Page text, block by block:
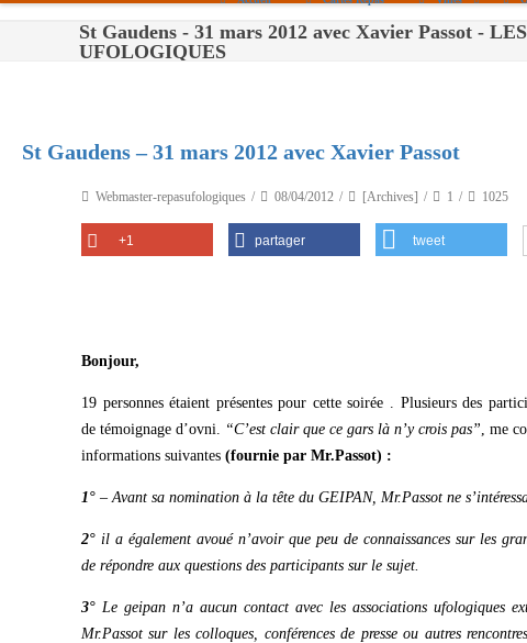
Paris
Tours
St Gaudens - 31 mars 2012 avec Xavier Passot -
UFOLOGIQUES
St Gaudens – 31 mars 2012 avec Xavier Passot
Webmaster-repasufologiques 08/04/2012 [Archives] 1 1025
+1 partager tweet
Bonjour,
19 personnes étaient présentes pour cette soirée . Plusieurs des
de témoignage d’ovni. “C’est clair que ce gars là n’y crois pas”, me
informations suivantes (fournie par Mr.Passot) :
1° – Avant sa nomination à la tête du GEIPAN, Mr.Passot ne
2° il a également avoué n’avoir que peu de connaissances sur les
de répondre aux questions des participants sur le sujet.
3° Le geipan n’a aucun contact avec les associations ufologiques
Mr.Passot sur les colloques, conférences de presse ou autres